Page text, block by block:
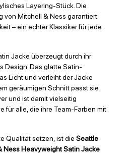
Layering-Stück. Die
von Mitchell & Ness garantiert
– ein echter Klassiker für jede
Jacke überzeugt durch ihr
Design. Das glatte Satin-
Licht und verleiht der Jacke
geräumigen Schnitt passt sie
und ist damit vielseitig
für alle, die ihre Team-Farben mit
Qualität setzen, ist die Seattle
Ness Heavyweight Satin Jacke